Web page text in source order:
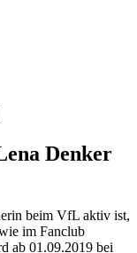
Denker
beim VfL aktiv ist,
im Fanclub
ab 01.09.2019 bei